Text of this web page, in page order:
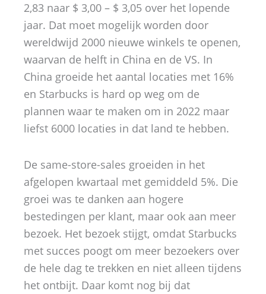
2,83 naar $ 3,00 – $ 3,05 over het lopende
jaar. Dat moet mogelijk worden door
wereldwijd 2000 nieuwe winkels te openen,
waarvan de helft in China en de VS. In
China groeide het aantal locaties met 16%
en Starbucks is hard op weg om de
plannen waar te maken om in 2022 maar
liefst 6000 locaties in dat land te hebben.
De same-store-sales groeiden in het
afgelopen kwartaal met gemiddeld 5%. Die
groei was te danken aan hogere
bestedingen per klant, maar ook aan meer
bezoek. Het bezoek stijgt, omdat Starbucks
met succes poogt om meer bezoekers over
de hele dag te trekken en niet alleen tijdens
het ontbijt. Daar komt nog bij dat